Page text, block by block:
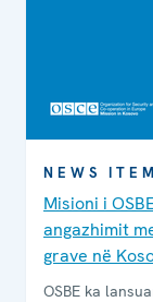
NEWS ITEM
Misioni i
angazhimit
grave në
OSBE ka